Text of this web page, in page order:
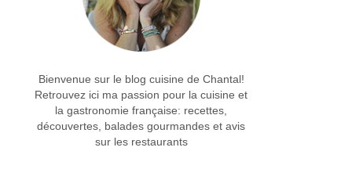
Bienvenue sur le blog cuisine de Chantal!
Retrouvez ici ma passion pour la cuisine et
la gastronomie française: recettes,
découvertes, balades gourmandes et avis
sur les restaurants